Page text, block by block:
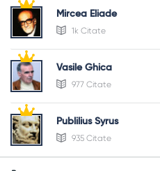
Mircea Eliade
1k Citate
Vasile Ghica
977 Citate
Publilius Syrus
935 Citate